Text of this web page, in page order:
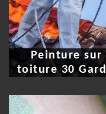
Peinture sur
toiture 30 Gard